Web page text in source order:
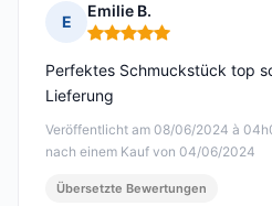
E
Emilie B.
Hinweis: 5 von 5
Veröffentlicht am 08/06/2024 à
nach einem Kauf von 04/06/2024
Perfektes Schmuckstück top
Lieferung
Übersetzte Bewertungen